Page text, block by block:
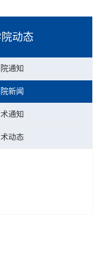
动态
通知
新闻
通知
动态